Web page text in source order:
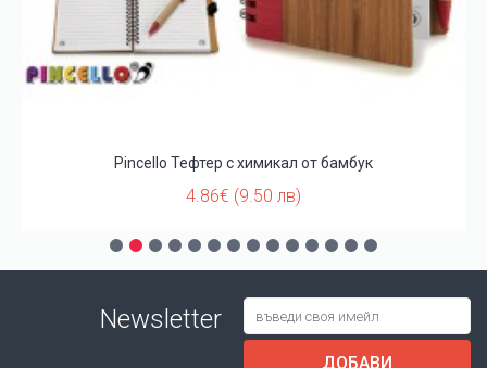
Pincello Тефтер с химикал от бамбук
4.86€ (9.50 лв)
Newsletter
ДОБАВИ